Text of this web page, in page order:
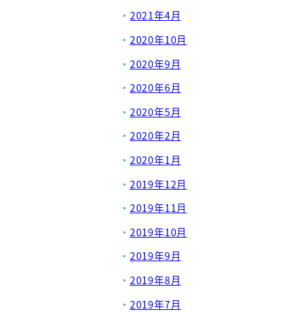
2021年4月
2020年10月
2020年9月
2020年6月
2020年5月
2020年2月
2020年1月
2019年12月
2019年11月
2019年10月
2019年9月
2019年8月
2019年7月